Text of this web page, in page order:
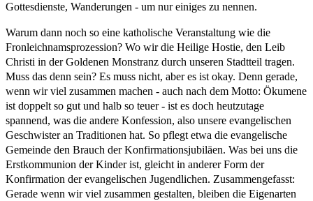
Gottesdienste, Wan­derungen - um nur einiges zu nennen.
Warum dann noch so eine katholische Veranstaltung wie die
Fronleich­namsprozession? Wo wir die Heilige Hostie, den Leib
Christi in der Goldenen Monstranz durch unseren Stadtteil tragen.
Muss das denn sein? Es muss nicht, aber es ist okay. Denn gerade,
wenn wir viel zusammen machen - auch nach dem Motto: Ökumene
ist doppelt so gut und halb so teuer - ist es doch heutzutage
spannend, was die andere Konfession, also unsere evangelischen
Geschwister an Traditionen hat. So pflegt etwa die evangelische
Gemeinde den Brauch der Konfirmationsjubiläen. Was bei uns die
Erstkommunion der Kinder ist, gleicht in anderer Form der
Konfirmation der evangelischen Jugendlichen. Zusammengefasst:
Gerade wenn wir viel zusammen gestalten, bleiben die Eigenarten